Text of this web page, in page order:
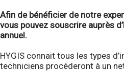
Afin de bénéficier de notre
vous pouvez souscrire auprès
annuel.
HYGIS connait tous les types
techniciens procéderont à un